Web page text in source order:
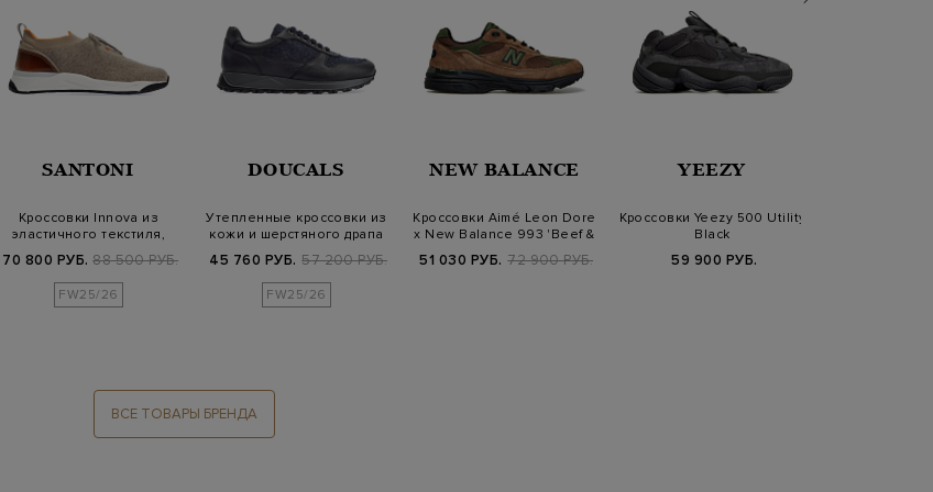
SANTONI
Кроссовки Innova из
эластичного текстиля,
70 800 РУБ. 88 500 РУБ.
FW25/26
DOUCALS
Утепленные кроссовки из
кожи и шерстяного драпа
45 760 РУБ. 57 200 РУБ.
FW25/26
NEW BALANCE
Кроссовки Aimé Leon Dore
x New Balance 993 'Beef &
51 030 РУБ. 72 900 РУБ.
YEEZY
Кроссовки Yeezy 500 Utility
Black
59 900 РУБ.
ВСЕ ТОВАРЫ БРЕНДА